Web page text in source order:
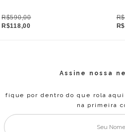
R$590,00
R$118,00
Assine nossa
fique por dentro do que rola aqui
na primeira